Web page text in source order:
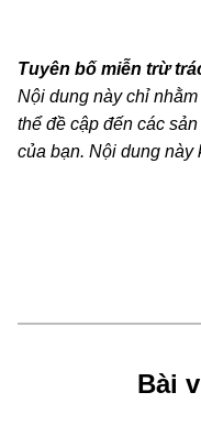
Tuyên bố miễn trừ
Nội dung này chỉ
thể đề cập đến các
của bạn. Nội dung này
lời khuyên hoặc
sản kỹ thuật số/
rủi ro cao và có thể
xem việc giao dịch
của mình. Vui lòng
lý/thuế/đầu tư để được
Bài